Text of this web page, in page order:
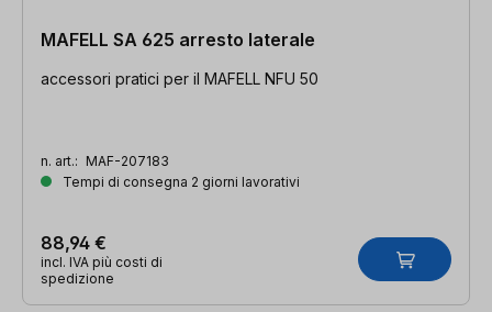
MAFELL SA 625 arresto laterale
accessori pratici per il MAFELL NFU 50
n. art.: MAF-207183
Tempi di consegna 2 giorni lavorativi
88,94 €
incl. IVA più costi di
spedizione